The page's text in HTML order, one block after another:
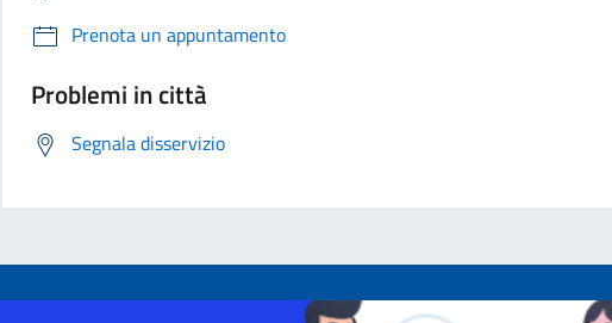
Prenota un appuntamento
Problemi in città
Segnala disservizio